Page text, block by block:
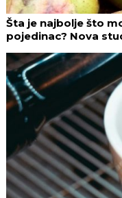
Šta je najbolje što
pojedinac? Nova